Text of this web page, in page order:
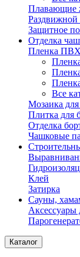
Плавающие
Раздвижной
Защитное
Отделка
Пленка
Все
Мозаика для
Плитка для
Отделка
Чашковые
Клей
Затирка
Сауны,
Аксессуары
Каталог